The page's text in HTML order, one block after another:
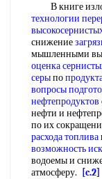
В книге
технологии
снижение
мышленными
оценка
серыпо
вопросы
нефтепродуктов
нефти и
по их
расхода топлива
возможность
водоемы и
атмосферу.
[c.2]